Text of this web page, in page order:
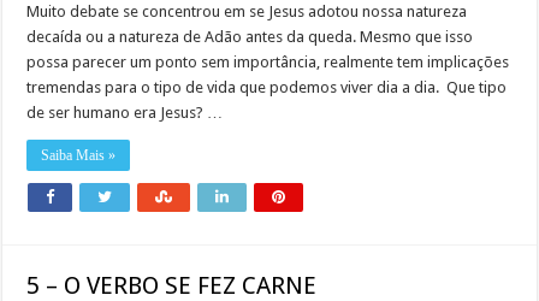
Muito debate se concentrou em se Jesus adotou nossa natureza
decaída ou a natureza de Adão antes da queda. Mesmo que isso
possa parecer um ponto sem importância, realmente tem implicações
tremendas para o tipo de vida que podemos viver dia a dia. Que tipo
de ser humano era Jesus? …
Saiba Mais »
5 – O VERBO SE FEZ CARNE